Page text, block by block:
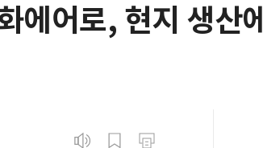
에어로, 현지 생산